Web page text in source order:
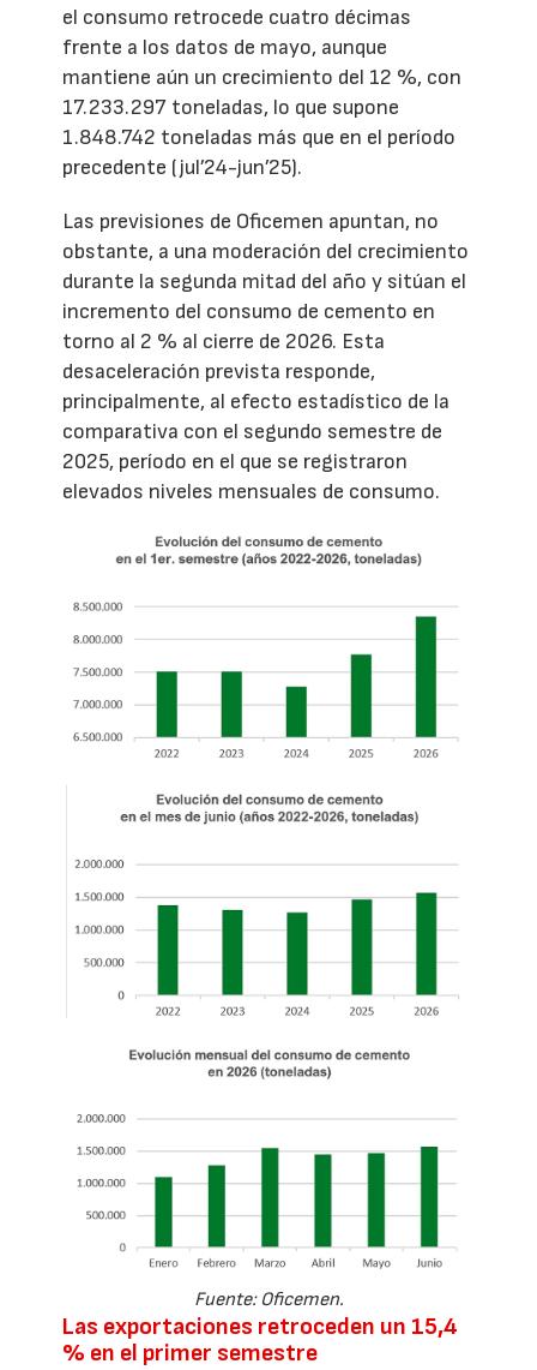
el consumo retrocede cuatro décimas
frente a los datos de mayo, aunque
mantiene aún un crecimiento del 12 %, con
17.233.297 toneladas, lo que supone
1.848.742 toneladas más que en el período
precedente (jul’24-jun’25).
Las previsiones de Oficemen apuntan, no
obstante, a una moderación del crecimiento
durante la segunda mitad del año y sitúan el
incremento del consumo de cemento en
torno al 2 % al cierre de 2026. Esta
desaceleración prevista responde,
principalmente, al efecto estadístico de la
comparativa con el segundo semestre de
2025, período en el que se registraron
elevados niveles mensuales de consumo.
Fuente: Oficemen.
Las exportaciones retroceden un 15,4
% en el primer semestre